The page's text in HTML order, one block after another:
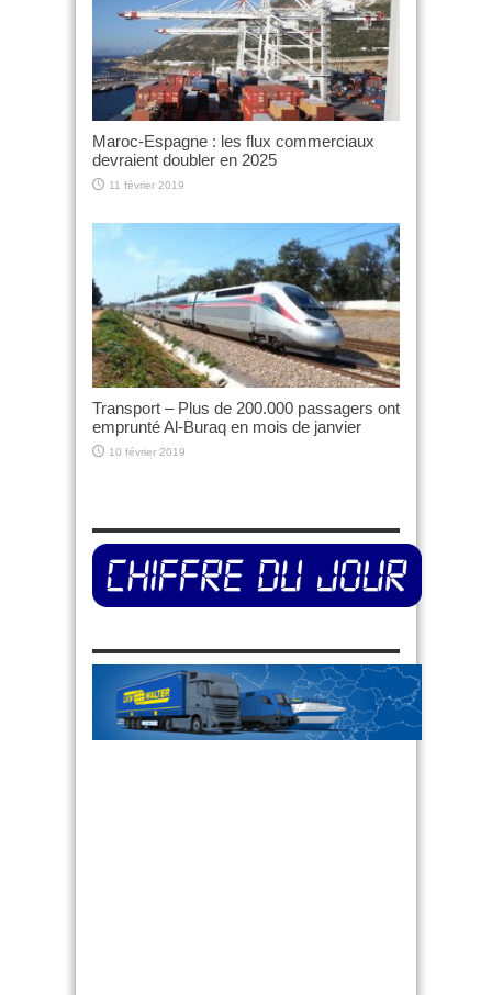
Maroc-Espagne : les flux commerciaux
devraient doubler en 2025
11 février 2019
Transport – Plus de 200.000 passagers ont
emprunté Al-Buraq en mois de janvier
10 février 2019